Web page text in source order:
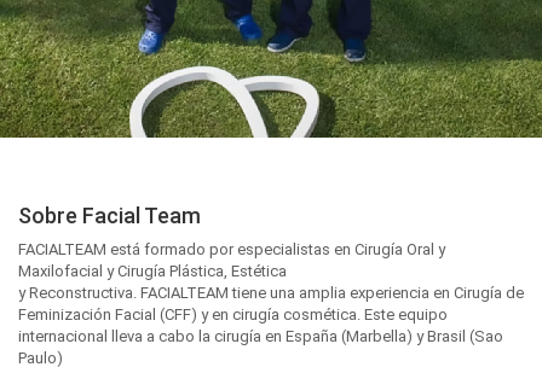
Sobre Facial Team
FACIALTEAM está formado por especialistas en Cirugía Oral y
Maxilofacial y Cirugía Plástica, Estética
y Reconstructiva. FACIALTEAM tiene una amplia experiencia en Cirugía de
Feminización Facial (CFF) y en cirugía cosmética. Este equipo
internacional lleva a cabo la cirugía en España (Marbella) y Brasil (Sao
Paulo)